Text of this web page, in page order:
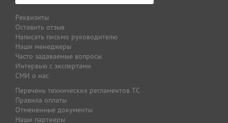
Реквизиты
Оставить отзыв
Написать письмо руководителю
Наши менеджеры
Часто задаваемые вопросы
Интервью с экспертами
СМИ о нас
Перечень технических регламентов ТС
Правила оплаты
Отмененные документы
Наши партнеры